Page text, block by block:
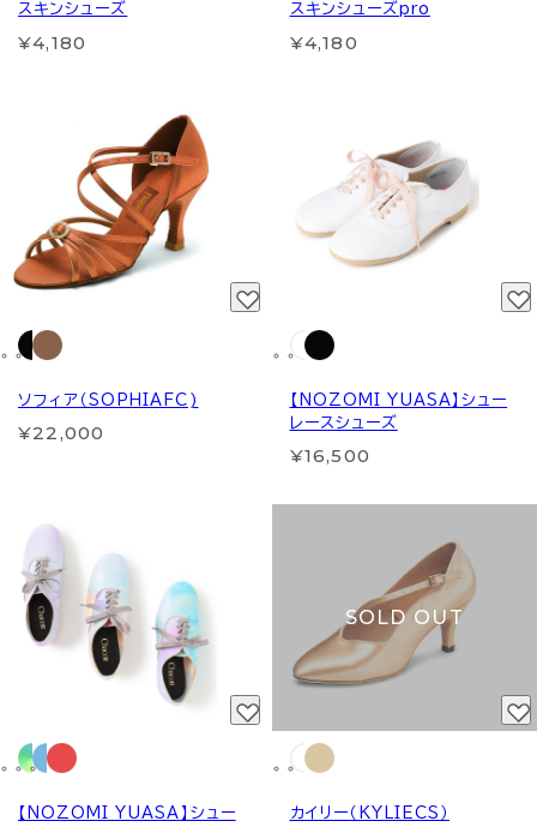
スキンシューズ
¥4,180
スキンシューズpro
¥4,180
ソフィア（SOPHIAFC)
¥22,000
【NOZOMI YUASA】シュー
レースシューズ
¥16,500
【NOZOMI YUASA】シュー
SOLD OUT
カイリー（KYLIECS）